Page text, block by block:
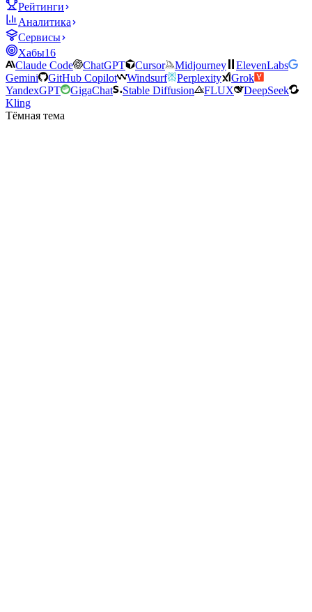
Рейтинги
Аналитика
Сервисы
Хабы16
Claude Code
ChatGPT Cursor Midjourney
ElevenLabs
Gemini
GitHub Copilot Windsurf Perplexity
Grok
YandexGPT
GigaChat Stable Diffusion FLUX
DeepSeek
Kling
Тёмная тема